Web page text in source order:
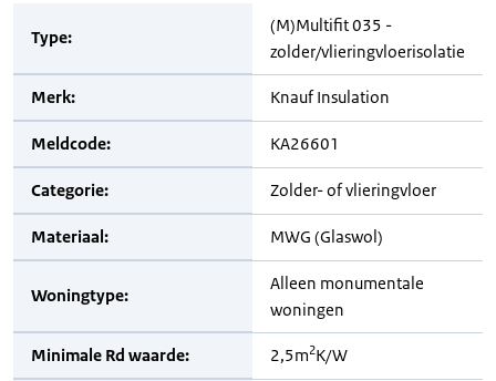
Type:
(M)Multifit 035 -
zolder/vlieringvloerisolatie
Merk: Knauf Insulation
Meldcode: KA26601
Categorie: Zolder- of vlieringvloer
Materiaal: MWG (Glaswol)
Woningtype:
Alleen monumentale
woningen
Minimale Rd waarde: 2,5m2K/W